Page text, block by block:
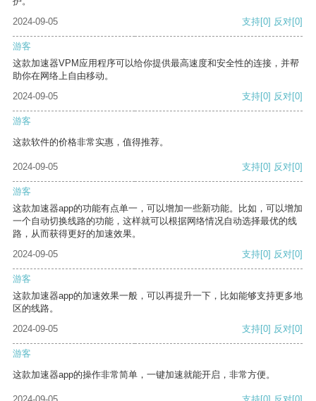
2024-09-05
支持[0] 反对[0]
游客
这款加速器VPM应用程序可以给你提供最高速度和安全性的连接，并帮
助你在网络上自由移动。
2024-09-05
支持[0] 反对[0]
游客
这款软件的价格非常实惠，值得推荐。
2024-09-05 支持[0] 反对[0]
游客
这款加速器app的功能有点单一，可以增加一些新功能。比如，可以增加
一个自动切换线路的功能，这样就可以根据网络情况自动选择最优的线
路，从而获得更好的加速效果。
2024-09-05
支持[0] 反对[0]
游客
这款加速器app的加速效果一般，可以再提升一下，比如能够支持更多地
区的线路。
2024-09-05
支持[0] 反对[0]
游客
这款加速器app的操作非常简单，一键加速就能开启，非常方便。